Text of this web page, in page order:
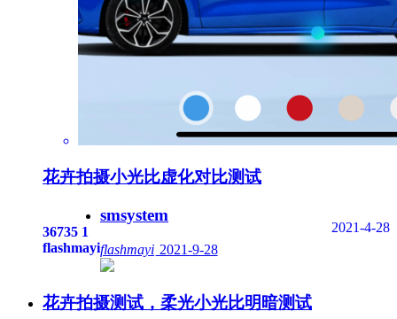
花卉拍摄小光比虚化对比测试
36735 1
flashmayi
2021-4-28
smsystem
flashmayi 2021-9-28
花卉拍摄测试，柔光小光比明暗测试